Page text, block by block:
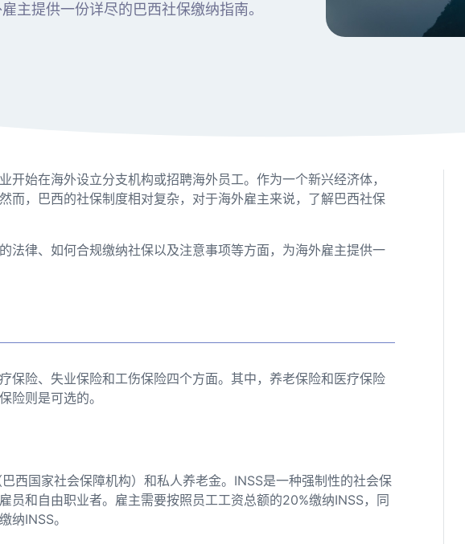
主提供一份详尽的巴西社保缴纳指南。
开始在海外设立分支机构或招聘海外员工。作为一个新兴经济体，
而，巴西的社保制度相对复杂，对于海外雇主来说，了解巴西社保
法律、如何合规缴纳社保以及注意事项等方面，为海外雇主提供一
保险、失业保险和工伤保险四个方面。其中，养老保险和医疗保险
险则是可选的。
西国家社会保障机构）和私人养老金。INSS是一种强制性的社会保
员和自由职业者。雇主需要按照员工工资总额的20%缴纳INSS，同
纳INSS。